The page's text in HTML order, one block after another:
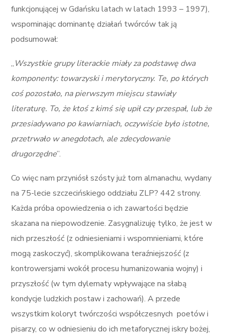
funkcjonującej w Gdańsku latach w latach 1993 – 1997),
wspominając dominantę działań twórców tak ją
podsumował:
„Wszystkie grupy literackie miały za podstawę dwa
komponenty: towarzyski i merytoryczny. Te, po których
coś pozostało, na pierwszym miejscu stawiały
literaturę. To, że ktoś z kimś się upił czy przespał, lub że
przesiadywano po kawiarniach, oczywiście było istotne,
przetrwało w anegdotach, ale zdecydowanie
drugorzędne”.
Co więc nam przyniósł szósty już tom almanachu, wydany
na 75-lecie szczecińskiego oddziału ZLP? 442 strony.
Każda próba opowiedzenia o ich zawartości będzie
skazana na niepowodzenie. Zasygnalizuję tylko, że jest w
nich przeszłość (z odniesieniami i wspomnieniami, które
mogą zaskoczyć), skomplikowana teraźniejszość (z
kontrowersjami wokół procesu humanizowania wojny) i
przyszłość (w tym dylematy wpływające na słabą
kondycje ludzkich postaw i zachowań). A przede
wszystkim koloryt twórczości współczesnych poetów i
pisarzy, co w odniesieniu do ich metaforycznej iskry bożej,